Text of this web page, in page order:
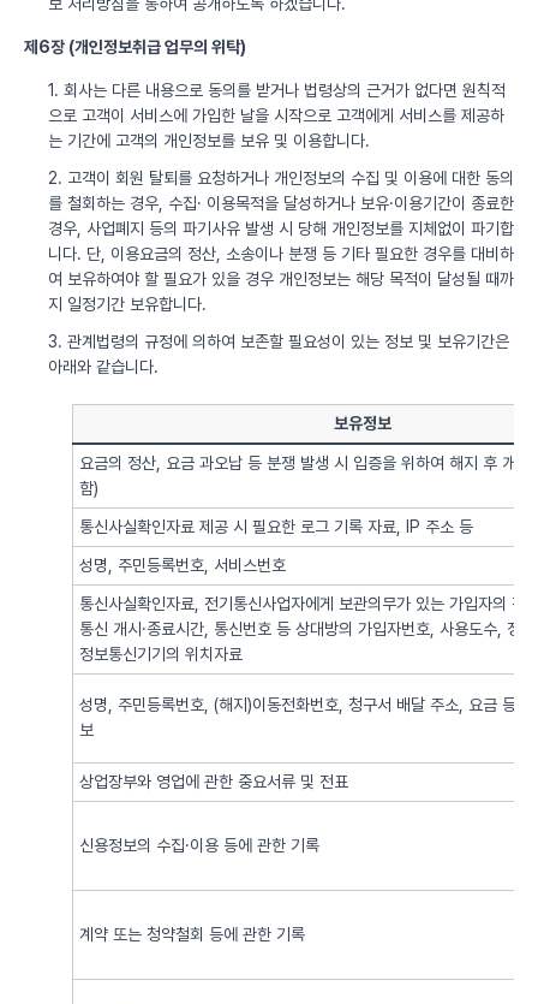
제6장 (개인정보취급 업무의 위탁)
1. 회사는 다른 내용으로 동의를 받거나 법령상의 근거가 없다면 원칙적
으로 고객이 서비스에 가입한 날을 시작으로 고객에게 서비스를 제공하
는 기간에 고객의 개인정보를 보유 및 이용합니다.
2. 고객이 회원 탈퇴를 요청하거나 개인정보의 수집 및 이용에 대한 동의
를 철회하는 경우, 수집· 이용목적을 달성하거나 보유·이용기간이 종료한
경우, 사업폐지 등의 파기사유 발생 시 당해 개인정보를 지체없이 파기합
니다. 단, 이용요금의 정산, 소송이나 분쟁 등 기타 필요한 경우를 대비하
여 보유하여야 할 필요가 있을 경우 개인정보는 해당 목적이 달성될 때까
지 일정기간 보유합니다.
3. 관계법령의 규정에 의하여 보존할 필요성이 있는 정보 및 보유기간은
아래와 같습니다.
보유정보
요금의 정산, 요금 과오납 등 분쟁 발생 시 입증을 위하여 해지 후 개인
함)
통신사실확인자료 제공 시 필요한 로그 기록 자료, IP 주소 등
성명, 주민등록번호, 서비스번호
통신사실확인자료, 전기통신사업자에게 보관의무가 있는 가입자의 전
통신 개시·종료시간, 통신번호 등 상대방의 가입자번호, 사용도수, 정
정보통신기기의 위치자료
성명, 주민등록번호, (해지)이동전화번호, 청구서 배달 주소, 요금 등
보
상업장부와 영업에 관한 중요서류 및 전표
신용정보의 수집·이용 등에 관한 기록
계약 또는 청약철회 등에 관한 기록